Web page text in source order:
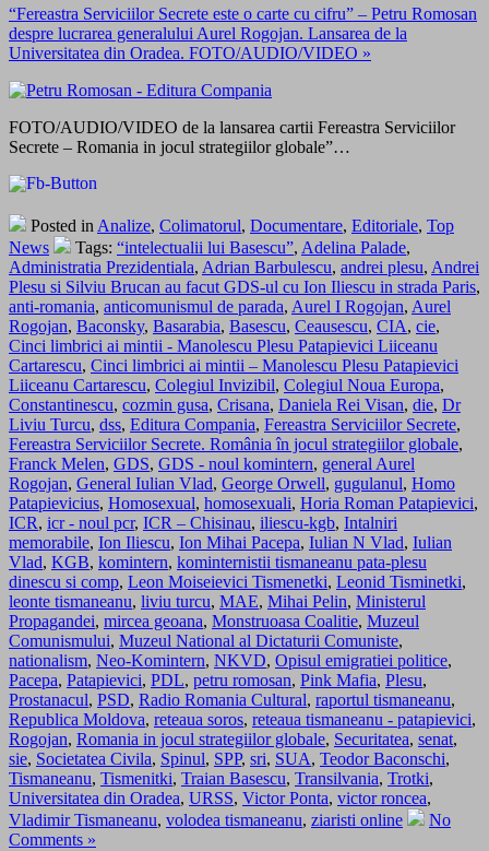
“Fereastra Serviciilor Secrete este o carte cu cifru” – Petru Romosan
despre lucrarea generalului Aurel Rogojan. Lansarea de la
Universitatea din Oradea. FOTO/AUDIO/VIDEO »
FOTO/AUDIO/VIDEO de la lansarea cartii Fereastra Serviciilor
Secrete – Romania in jocul strategiilor globale”…
Posted in Analize, Colimatorul, Documentare, Editoriale, Top
News
Tags: “intelectualii lui Basescu”, Adelina Palade,
Administratia Prezidentiala, Adrian Barbulescu, andrei plesu, Andrei
Plesu si Silviu Brucan au facut GDS-ul cu Ion Iliescu in strada Paris,
anti-romania, anticomunismul de parada, Aurel I Rogojan, Aurel
Rogojan, Baconsky, Basarabia, Basescu, Ceausescu, CIA, cie,
Cinci limbrici ai mintii - Manolescu Plesu Patapievici Liiceanu
Cartarescu, Cinci limbrici ai mintii – Manolescu Plesu Patapievici
Liiceanu Cartarescu, Colegiul Invizibil, Colegiul Noua Europa,
Constantinescu, cozmin gusa, Crisana, Daniela Rei Visan, die, Dr
Liviu Turcu, dss, Editura Compania, Fereastra Serviciilor Secrete,
Fereastra Serviciilor Secrete. România în jocul strategiilor globale,
Franck Melen, GDS, GDS - noul komintern, general Aurel
Rogojan, General Iulian Vlad, George Orwell, gugulanul, Homo
Patapievicius, Homosexual, homosexuali, Horia Roman Patapievici,
ICR, icr - noul pcr, ICR – Chisinau, iliescu-kgb, Intalniri
memorabile, Ion Iliescu, Ion Mihai Pacepa, Iulian N Vlad, Iulian
Vlad, KGB, komintern, kominternistii tismaneanu pata-plesu
dinescu si comp, Leon Moiseievici Tismenetki, Leonid Tisminetki,
leonte tismaneanu, liviu turcu, MAE, Mihai Pelin, Ministerul
Propagandei, mircea geoana, Monstruoasa Coalitie, Muzeul
Comunismului, Muzeul National al Dictaturii Comuniste,
nationalism, Neo-Komintern, NKVD, Opisul emigratiei politice,
Pacepa, Patapievici, PDL, petru romosan, Pink Mafia, Plesu,
Prostanacul, PSD, Radio Romania Cultural, raportul tismaneanu,
Republica Moldova, reteaua soros, reteaua tismaneanu - patapievici,
Rogojan, Romania in jocul strategiilor globale, Securitatea, senat,
sie, Societatea Civila, Spinul, SPP, sri, SUA, Teodor Baconschi,
Tismaneanu, Tismenitki, Traian Basescu, Transilvania, Trotki,
Universitatea din Oradea, URSS, Victor Ponta, victor roncea,
Vladimir Tismaneanu, volodea tismaneanu, ziaristi online
No
Comments »